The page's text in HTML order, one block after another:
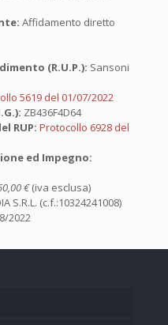
Affidamento diretto
(R.U.P.): Sansoni
5619 del 01/07/2022
ZB436F4D64
RUP: Protocollo 6928 del
ed Impegno:
€(iva esclusa)
S.R.L. (c.f.:10324241008)
2022